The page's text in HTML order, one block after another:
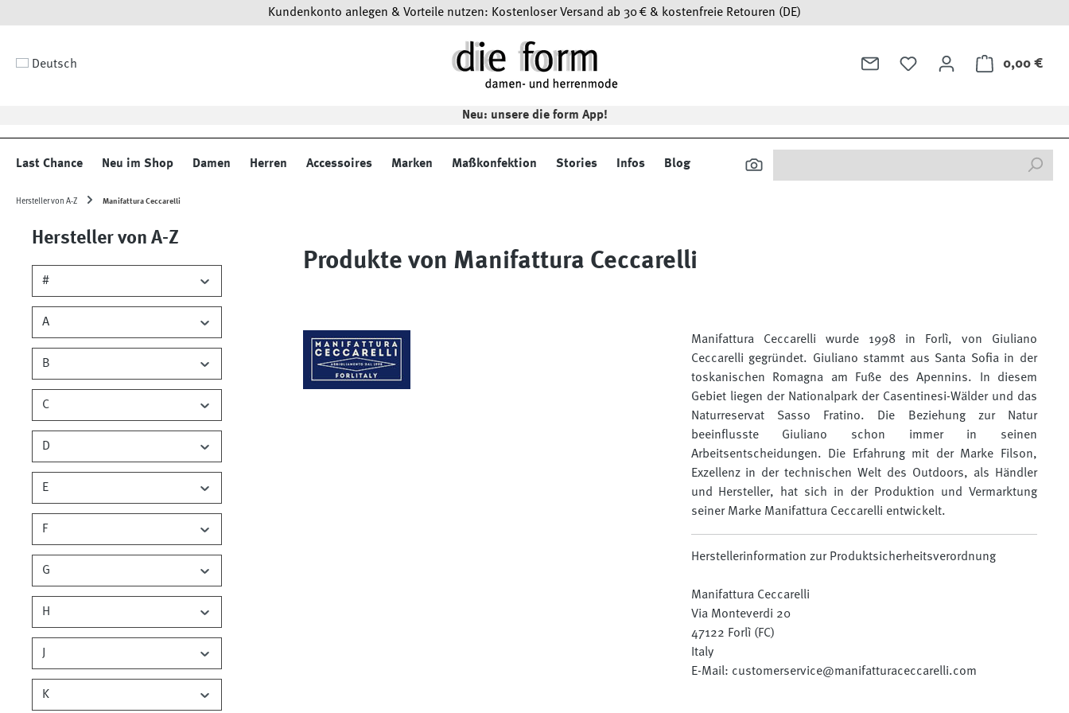
Kundenkonto anlegen & Vorteile nutzen: Kostenloser Versand ab 30 € & kostenfreie Retouren (DE)
Deutsch 0,00 €
Neu: unsere die form App!
Last Chance Neu im Shop Damen Herren Accessoires Marken Maßkonfektion Stories Infos Blog
Hersteller von A-Z Manifattura Ceccarelli
Hersteller von A-Z
#
A
B
C
D
E
F
G
H
J
K
Produkte von Manifattura Ceccarelli
Manifattura Ceccarelli wurde 1998 in
Forlì, von Giuliano
Ceccarelli gegründet. Giuliano stammt aus Santa Sofia in der
toskanischen Romagna am Fuße des Apennins. In diesem
Gebiet liegen der Nationalpark der Casentinesi-Wälder und das
Naturreservat Sasso Fratino. Die Beziehung zur Natur
beeinflusste Giuliano schon immer in seinen
Arbeitsentscheidungen.
Die Erfahrung mit der Marke Filson,
Exzellenz in der technischen Welt des Outdoors, als Händler
und Hersteller, hat sich in der Produktion und Vermarktung
seiner Marke Manifattura Ceccarelli entwickelt.
Herstellerinformation zur Produktsicherheitsverordnung
Manifattura Ceccarelli
Via Monteverdi 20
47122 Forlì (FC)
Italy
E-Mail: customerservice@manifatturaceccarelli.com